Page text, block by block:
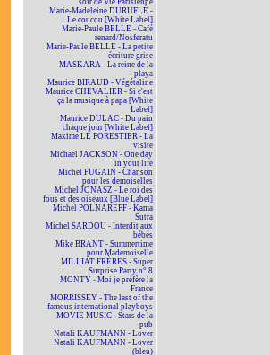
soir de Vie Parisienne
Marie-Madeleine DURUFLÉ -
Le coucou [White Label]
Marie-Paule BELLE - Café
renard/Nosferatu
Marie-Paule BELLE - La petite
écriture grise
MASKARA - La reine de la
playa
Maurice BIRAUD - Végétaline
Maurice CHEVALIER - Si c'est
ça la musique à papa [White
Label]
Maurice DULAC - Du pain
chaque jour [White Label]
Maxime LE FORESTIER - La
visite
Michael JACKSON - One day
in your life
Michel FUGAIN - Chanson
pour les demoiselles
Michel JONASZ - Le roi des
fous et des oiseaux [Blue Label]
Michel POLNAREFF - Kama
Sutra
Michel SARDOU - Interdit aux
bébés
Mike BRANT - Summertime
pour Mademoiselle
MILLIAT FRÈRES - Super
Surprise Party n° 8
MONTY - Moi je préfère la
France
MORRISSEY - The last of the
famous international playboys
MOVIE MUSIC - Stars de la
pub
Natali KAUFMANN - Lover
Natali KAUFMANN - Lover
(bleu)